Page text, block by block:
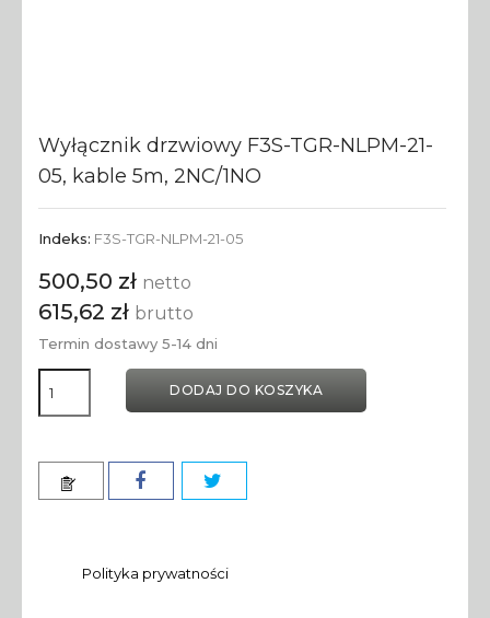
Wyłącznik drzwiowy F3S-TGR-NLPM-21-
05, kable 5m, 2NC/1NO
Indeks: F3S-TGR-NLPM-21-05
500,50 zł netto
615,62 zł brutto
Termin dostawy 5-14 dni
DODAJ DO KOSZYKA
Polityka prywatności